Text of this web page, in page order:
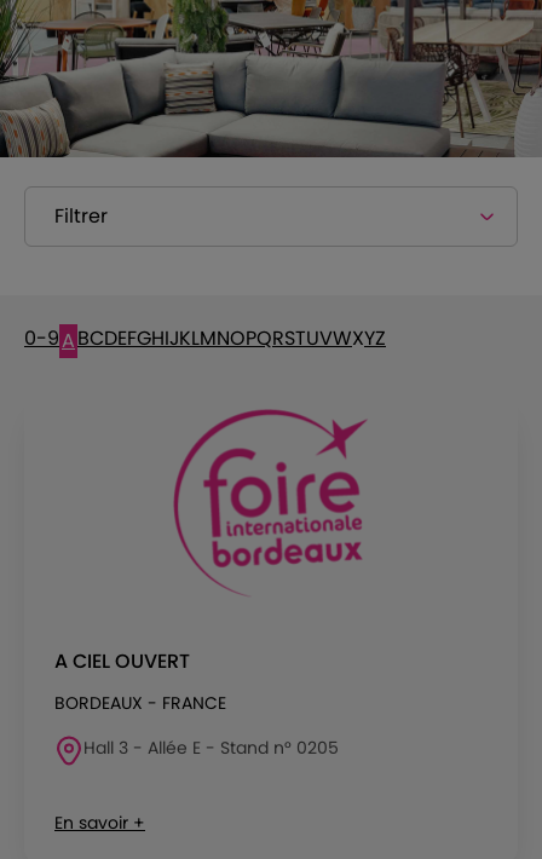
Filtrer
0-9ABCDEFGHIJKLMNOPQRSTUVWXYZ
A CIEL OUVERT
BORDEAUX - FRANCE
Hall 3 - Allée E - Stand n° 0205
En savoir +